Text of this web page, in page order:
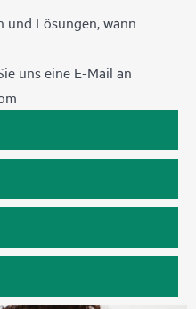
und Lösungen, wann
uns eine E-Mail an